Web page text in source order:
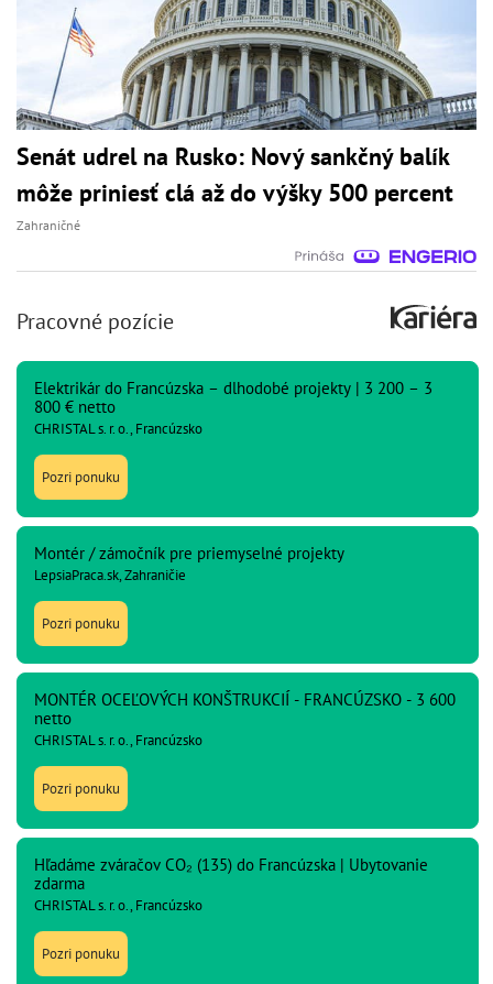
Senát udrel na Rusko: Nový sankčný balík
môže priniesť clá až do výšky 500 percent
Zahraničné
Pracovné pozície
Elektrikár do Francúzska – dlhodobé projekty | 3 200 – 3
800 € netto
CHRISTAL s. r. o., Francúzsko
Pozri ponuku
Montér / zámočník pre priemyselné projekty
LepsiaPraca.sk, Zahraničie
Pozri ponuku
MONTÉR OCEĽOVÝCH KONŠTRUKCIÍ - FRANCÚZSKO - 3 600
netto
CHRISTAL s. r. o., Francúzsko
Pozri ponuku
Hľadáme zváračov CO₂ (135) do Francúzska | Ubytovanie
zdarma
CHRISTAL s. r. o., Francúzsko
Pozri ponuku